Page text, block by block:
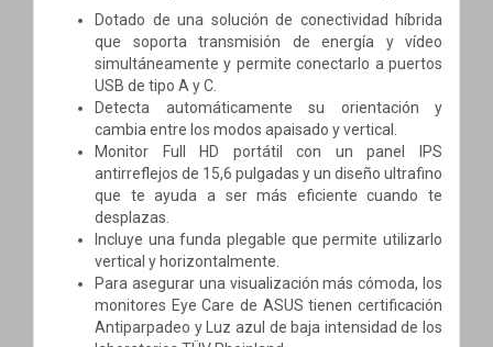
Dotado de una solución de conectividad híbrida
que soporta transmisión de energía y vídeo
simultáneamente y permite conectarlo a puertos
USB de tipo A y C.
Detecta automáticamente su orientación y
cambia entre los modos apaisado y vertical.
Monitor Full HD portátil con un panel IPS
antirreflejos de 15,6 pulgadas y un diseño ultrafino
que te ayuda a ser más eficiente cuando te
desplazas.
Incluye una funda plegable que permite utilizarlo
vertical y horizontalmente.
Para asegurar una visualización más cómoda, los
monitores Eye Care de ASUS tienen certificación
Antiparpadeo y Luz azul de baja intensidad de los